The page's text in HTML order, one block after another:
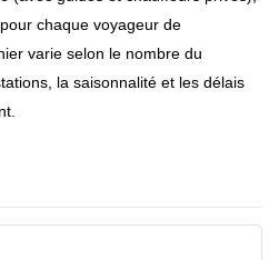
chaque voyageur de
varie selon le nombre du
la saisonnalité et les délais